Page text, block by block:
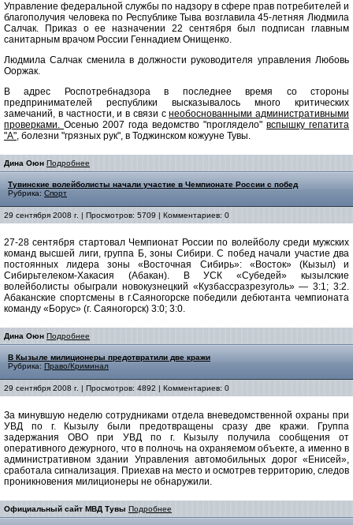
Управление федеральной службы по надзору в сфере прав потребителей и
благополучия человека по Республике Тыва возглавила 45-летняя Людмила
Салчак. Приказ о ее назначении 22 сентября был подписан главным
санитарным врачом России Геннадием Онищенко.
Людмила Салчак сменила в должности руководителя управления Любовь
Ооржак.
В адрес Роспотребнадзора в последнее время со стороны
предпринимателей республики высказывалось много критических
замечаний, в частности, и в связи снеобоснованными административными
проверками. Осенью 2007 года ведомство "проглядело" вспышку гепатита
"А", болезни "грязных рук", в Тоджинском кожууне Тувы.
Дина Оюн Подробнее
Тувинские волейболисты начали участие в Чемпионате России с побед
Рубрика: Спорт
29 сентября 2008 г. | Просмотров: 5709 | Комментариев: 0
27-28 сентября стартовал Чемпионат России по волейболу среди мужских
команд высшей лиги, группа Б, зоны Сибири. С побед начали участие два
постоянных лидера зоны «Восточная Сибирь»: «Восток» (Кызыл) и
Сибирьтелеком-Хакасия (Абакан). В УСК «Субедей» кызылские
волейболисты обыграли новокузнецкий «Кузбассразрезуголь» — 3:1; 3:2.
Абаканские спортсмены в г.Саяногорске победили дебютанта чемпионата
команду «Борус» (г. Саяногорск) 3:0; 3:0.
Дина Оюн Подробнее
В Кызыле милиционеры предотвратили две кражи
Рубрика: Право/Криминал
29 сентября 2008 г. | Просмотров: 4892 | Комментариев: 0
За минувшую неделю сотрудниками отдела вневедомственной охраны при
УВД по г. Кызылу были предотвращены сразу две кражи. Группа
задержания ОВО при УВД по г. Кызылу получила сообщения от
оперативного дежурного, что в полночь на охраняемом объекте, а именно в
административном здании Управления автомобильных дорог «Енисей»,
сработала сигнализация. Приехав на место и осмотрев территорию, следов
проникновения милиционеры не обнаружили.
Официальный сайт МВД Тувы Подробнее